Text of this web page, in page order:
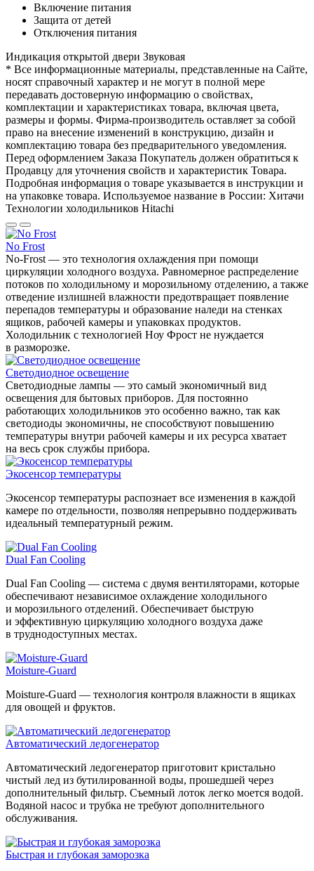
Включение питания
Защита от детей
Отключения питания
Индикация открытой двери Звуковая
* Все информационные материалы, представленные на Сайте,
носят справочный характер и не могут в полной мере
передавать достоверную информацию о свойствах,
комплектации и характеристиках товара, включая цвета,
размеры и формы. Фирма-производитель оставляет за собой
право на внесение изменений в конструкцию, дизайн и
комплектацию товара без предварительного уведомления.
Перед оформлением Заказа Покупатель должен обратиться к
Продавцу для уточнения свойств и характеристик Товара.
Подробная информация о товаре указывается в инструкции и
на упаковке товара. Используемое название в России: Хитачи
Технологии холодильников Hitachi
No Frost
No-Frost — это технология охлаждения при помощи
циркуляции холодного воздуха. Равномерное распределение
потоков по холодильному и морозильному отделению, а также
отведение излишней влажности предотвращает появление
перепадов температуры и образование наледи на стенках
ящиков, рабочей камеры и упаковках продуктов.
Холодильник с технологией Ноу Фрост не нуждается
в разморозке.
Светодиодное освещение
Светодиодные лампы — это самый экономичный вид
освещения для бытовых приборов. Для постоянно
работающих холодильников это особенно важно, так как
светодиоды экономичны, не способствуют повышению
температуры внутри рабочей камеры и их ресурса хватает
на весь срок службы прибора.
Экосенсор температуры
Экосенсор температуры распознает все изменения в каждой
камере по отдельности, позволяя непрерывно поддерживать
идеальный температурный режим.
Dual Fan Cooling
Dual Fan Cooling — система с двумя вентиляторами, которые
обеспечивают независимое охлаждение холодильного
и морозильного отделений. Обеспечивает быструю
и эффективную циркуляцию холодного воздуха даже
в труднодоступных местах.
Moisture-Guard
Moisture-Guard — технология контроля влажности в ящиках
для овощей и фруктов.
Автоматический ледогенератор
Автоматический ледогенератор приготовит кристально
чистый лед из бутилированной воды, прошедшей через
дополнительный фильтр. Съемный лоток легко моется водой.
Водяной насос и трубка не требуют дополнительного
обслуживания.
Быстрая и глубокая заморозка